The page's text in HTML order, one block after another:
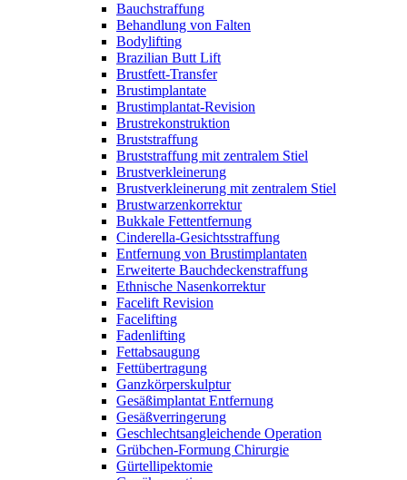
Bauchstraffung
Behandlung von Falten
Bodylifting
Brazilian Butt Lift
Brustfett-Transfer
Brustimplantate
Brustimplantat-Revision
Brustrekonstruktion
Bruststraffung
Bruststraffung mit zentralem Stiel
Brustverkleinerung
Brustverkleinerung mit zentralem Stiel
Brustwarzenkorrektur
Bukkale Fettentfernung
Cinderella-Gesichtsstraffung
Entfernung von Brustimplantaten
Erweiterte Bauchdeckenstraffung
Ethnische Nasenkorrektur
Facelift Revision
Facelifting
Fadenlifting
Fettabsaugung
Fettübertragung
Ganzkörperskulptur
Gesäßimplantat Entfernung
Gesäßverringerung
Geschlechtsangleichende Operation
Grübchen-Formung Chirurgie
Gürtellipektomie